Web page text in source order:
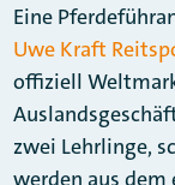
Eine
Uwe Kraft
offiziell
zwei Lehrlinge,
werden aus